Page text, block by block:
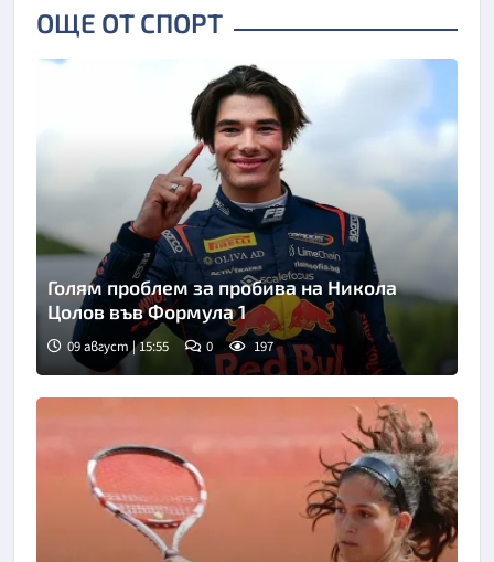
ОЩЕ ОТ СПОРТ
Голям проблем за пробива на Никола
Цолов във Формула 1
09 август | 15:55 0 197